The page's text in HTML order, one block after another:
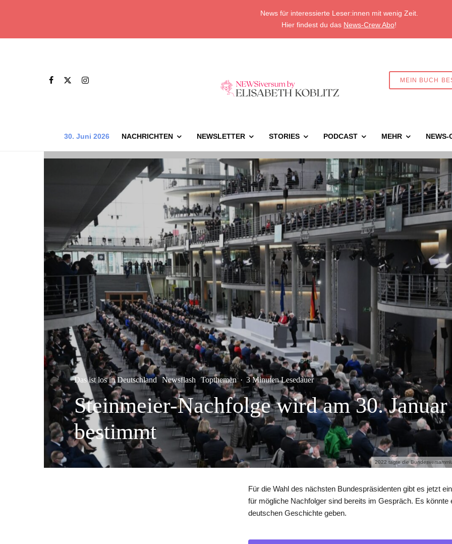
News für interessierte Leser:innen mit wenig Zeit.
Hier findest du das News-Crew Abo!
MEIN BUCH
30. Juni 2026 NACHRICHTEN NEWSLETTER STORIES PODCAST MEHR NEWS-
2022 tagte die
Das ist los in Deutschland Newsflash Topthemen · 3 Minuten Lesedauer
Steinmeier-Nachfolge wird am 30.
bestimmt
Für die Wahl des nächsten Bundespräsidenten gibt es jetzt
für mögliche Nachfolger sind bereits im Gespräch. Es könnte
deutschen Geschichte geben.